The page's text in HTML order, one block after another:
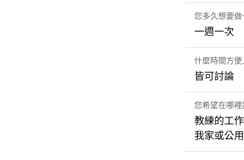
您多久想要做
一週一次
什麼時間方便
皆可討論
您希望在哪裡
教練的工
我家或公